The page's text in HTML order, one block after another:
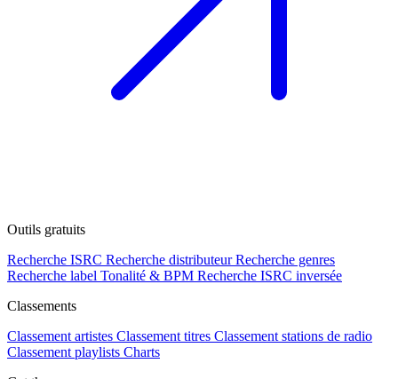
Outils gratuits
Recherche ISRC Recherche distributeur Recherche genres
Recherche label Tonalité & BPM Recherche ISRC inversée
Classements
Classement artistes Classement titres Classement stations de radio
Classement playlists Charts